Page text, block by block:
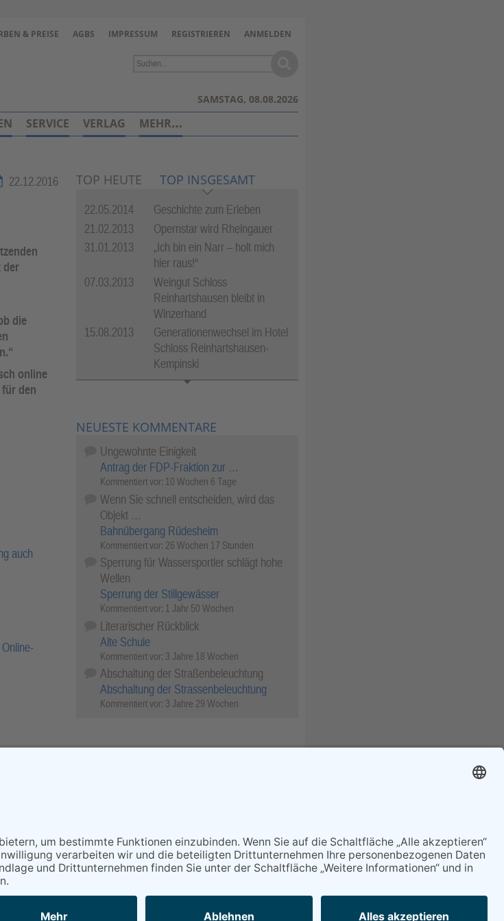
SAMSTAG, 08.08.2026
& PREISE AGBS IMPRESSUM REGISTRIEREN ANMELDEN
22.12.2016
der
die
online
den
auch
TOP HEUTE TOP INSGESAMT
22.05.2014
Geschichte zum Erleben
21.02.2013
Opernstar wird Rheingauer
31.01.2013
„Ich bin ein Narr – holt mich
hier raus!“
07.03.2013
Weingut Schloss
Reinhartshausen bleibt in
Winzerhand
15.08.2013
Generationenwechsel im Hotel
Schloss Reinhartshausen-
Kempinski
NEUESTE KOMMENTARE
Ungewohnte Einigkeit
Antrag der FDP-Fraktion zur …
Kommentiert vor: 10 Wochen 6 Tage
Wenn Sie schnell entscheiden, wird das
Objekt …
Bahnübergang Rüdesheim
Kommentiert vor: 26 Wochen 17 Stunden
Sperrung für Wassersportler schlägt hohe
Wellen
Sperrung der Stillgewässer
Kommentiert vor: 1 Jahr 50 Wochen
Literarischer Rückblick
Alte Schule
Kommentiert vor: 3 Jahre 18 Wochen
Abschaltung der Straßenbeleuchtung
Abschaltung der Strassenbeleuchtung
Kommentiert vor: 3 Jahre 29 Wochen
SERVICE VERLAG MEHR…
22, 65366 Geisenheim,
Mail: